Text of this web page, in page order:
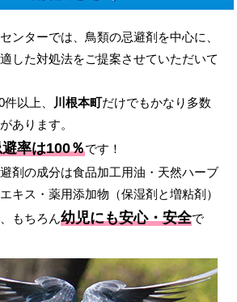
ンターでは、鳥類の忌避剤を中心に、
した対処法をご提案させていただいて
以上、
川根本町だけでもかなり多数
あります。
率は100％です！
剤の成分は食品加工用油・天然ハーブ
キス・薬用添加物（保湿剤と増粘剤）
もちろん幼児にも安心・安全で